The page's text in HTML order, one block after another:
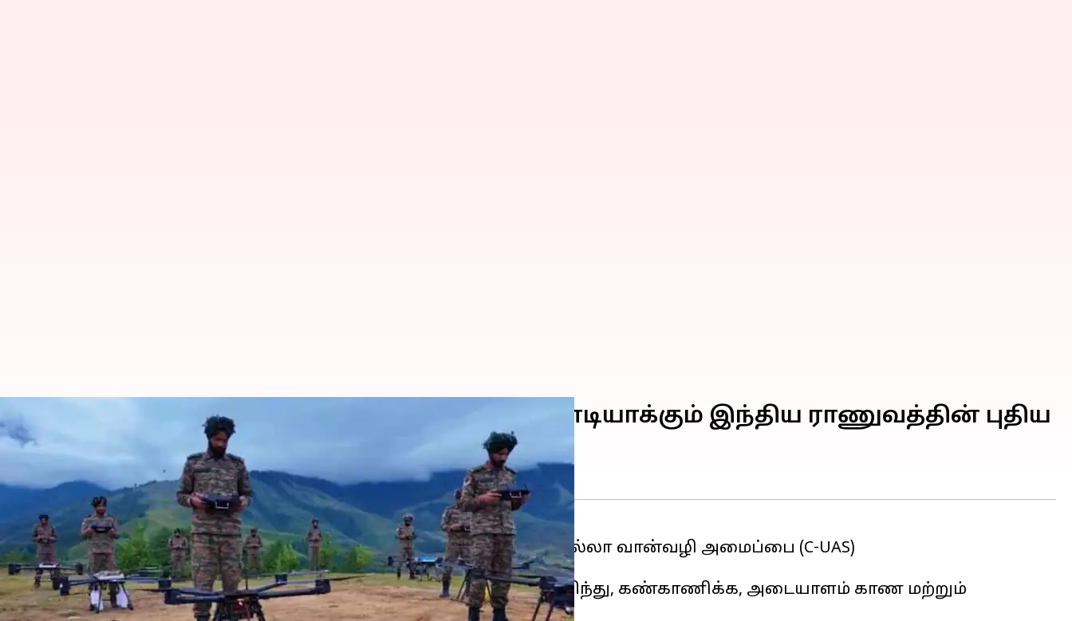
SAKSHAM: ட்ரோன்களை உடனடியாக தவிடுபொடியாக்கும் இந்திய ராணுவத்தின் புதிய
அமைப்பு
Oct 10, 2025 05:53 pm
செய்தி முன்னோட்டம்
இந்திய இராணுவம்SAKSHAM எனப்படும் ஒரு உள்நாட்டு எதிர்-ஆளில்லா வான்வழி அமைப்பை (C-UAS)
அறிமுகப்படுத்தியுள்ளது.
இந்த அமைப்பு துரித நேரத்தில் எதிரிகளின் ட்ரோன்களைக் கண்டறிந்து, கண்காணிக்க, அடையாளம் காண மற்றும்
நடுநிலையாக்க முடியும்.